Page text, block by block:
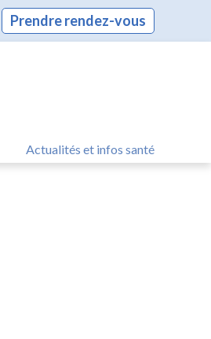
Prendre rendez-vous
Actualités et infos santé